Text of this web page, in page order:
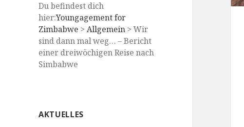
Du befindest dich
hier:Youngagement for
Zimbabwe >Allgemein >Wir
sind dann mal weg… – Bericht
einer dreiwöchigen Reise nach
Simbabwe
AKTUELLES